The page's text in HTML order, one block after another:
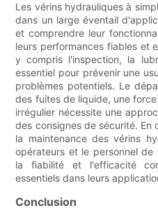
Les vérins hydrauliques à
dans un large éventail
et comprendre leur
leurs performances fiables et
y compris l'inspection, la
essentiel pour prévenir une
problèmes potentiels. Le
des fuites de liquide, une
irrégulier nécessite une
des consignes de sécurité.
la maintenance des vérins
opérateurs et le personnel
la fiabilité et l'efficacité
essentiels dans leurs
Conclusion